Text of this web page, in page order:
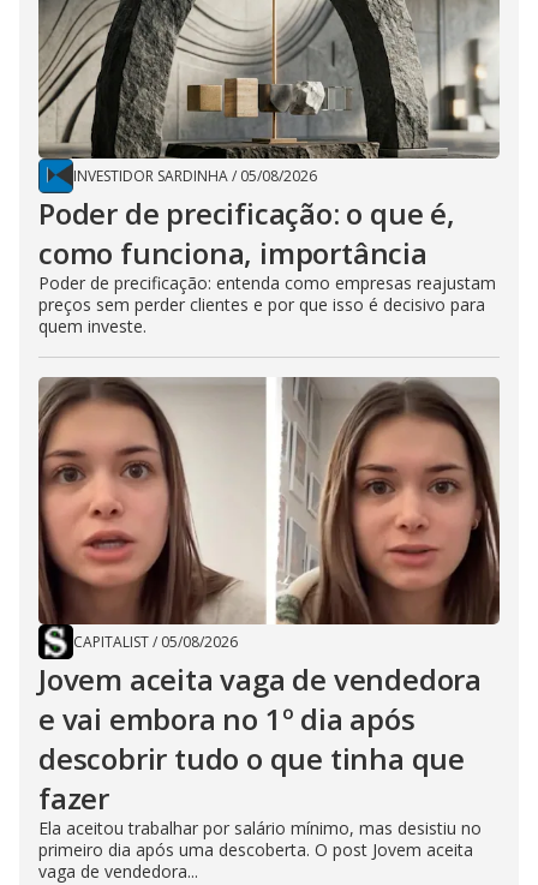
INVESTIDOR SARDINHA/ 05/08/2026
Poder de precificação: o que é,
como funciona, importância
Poder de precificação: entenda como empresas reajustam
preços sem perder clientes e por que isso é decisivo para
quem investe.
CAPITALIST/ 05/08/2026
Jovem aceita vaga de vendedora
e vai embora no 1º dia após
descobrir tudo o que tinha que
fazer
Ela aceitou trabalhar por salário mínimo, mas desistiu no
primeiro dia após uma descoberta. O post Jovem aceita
vaga de vendedora...